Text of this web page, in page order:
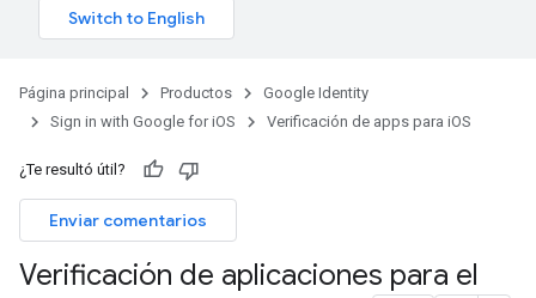
Página principal Productos
Google Identity
Sign in with Google for iOS
Verificación de apps para iOS
¿Te resultó útil?
Enviar comentarios
Verificación de aplicaciones para el